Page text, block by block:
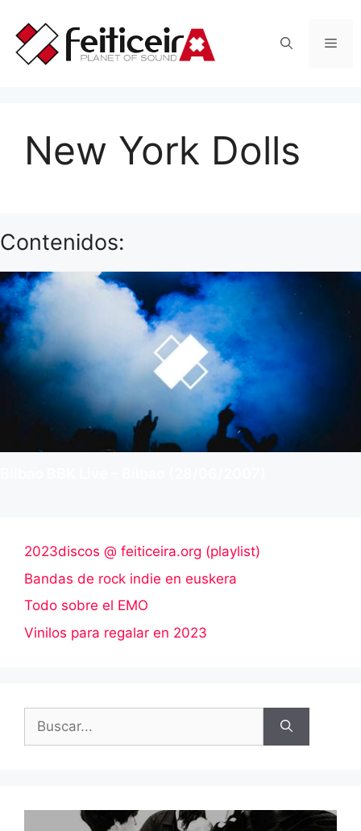
contenido
New York Dolls
Contenidos:
2023discos @ feiticeira.org (playlist)
Bandas de rock indie en euskera
Todo sobre el EMO
Vinilos para regalar en 2023